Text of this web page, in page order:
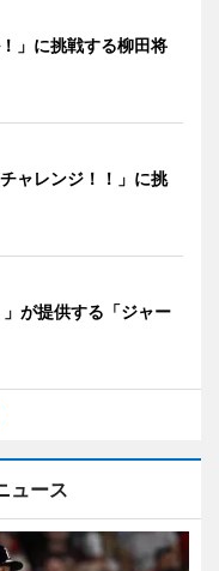
」に挑戦する柳田将
ャレンジ！！」に挑
が提供する「ジャー
ュース